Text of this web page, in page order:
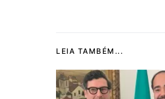
LEIA TAMBÉM...